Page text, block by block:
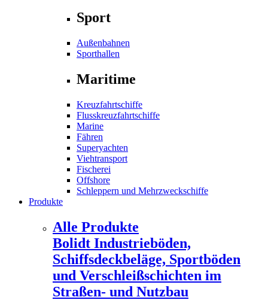
Sport
Außenbahnen
Sporthallen
Maritime
Kreuzfahrtschiffe
Flusskreuzfahrtschiffe
Marine
Fähren
Superyachten
Viehtransport
Fischerei
Offshore
Schleppern und Mehrzweckschiffe
Produkte
Alle Produkte
Bolidt Industrieböden,
Schiffsdeckbeläge, Sportböden
und Verschleißschichten im
Straßen- und Nutzbau